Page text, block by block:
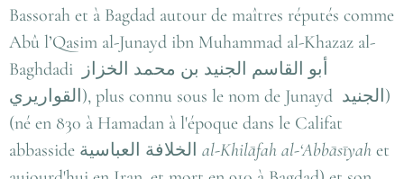
Bassorah et à Bagdad autour de maîtres réputés comme
Abû l’Qasim al-Junayd ibn Muhammad al-Khazaz al-
Baghdadi
أبو القاسم الجنيد بن محمد الخزاز
القواريري ), plus connu sous le nom de Junayd الجنيد )
(né en 830 à Hamadan à l'époque dans le Califat
abbasside الخلافة العباسية al-Khilāfah al-‘Abbāsīyah et